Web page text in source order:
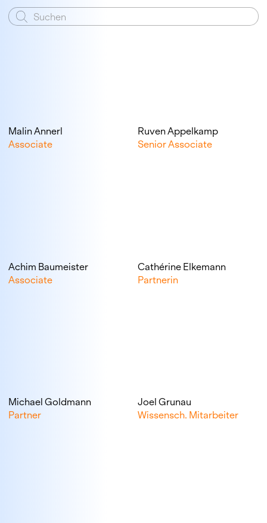
Malin Annerl
Associate
Ruven Appelkamp
Senior Associate
Achim Baumeister
Associate
Cathérine Elkemann
Partnerin
Michael Goldmann
Partner
Joel Grunau
Wissensch. Mitarbeiter